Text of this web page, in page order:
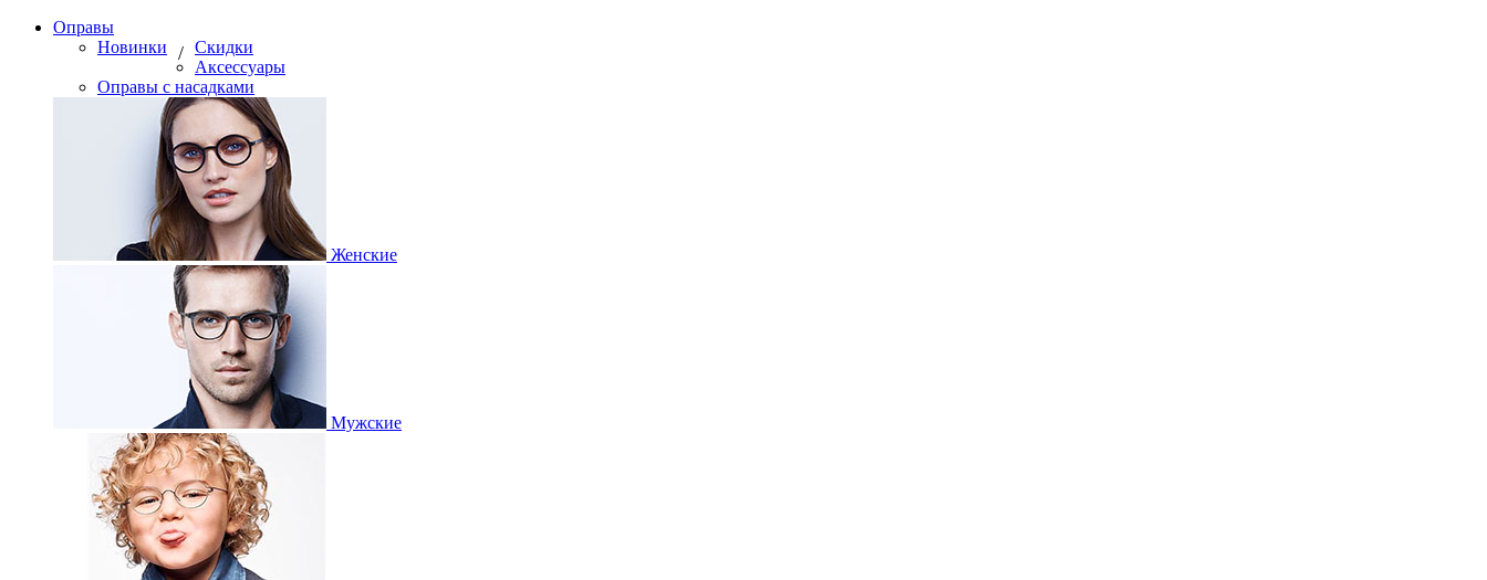
Оправы
Новинки
/ Скидки
Аксессуары
Оправы с насадками
Женские
Мужские